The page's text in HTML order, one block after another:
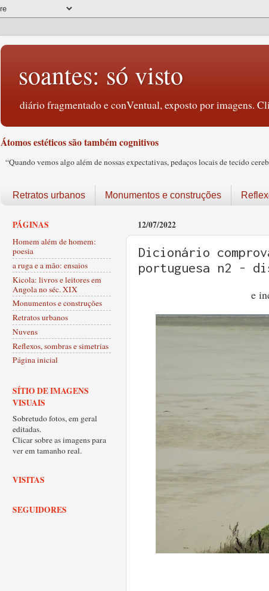
soantes: só visto
diário fragmentado e conVentual, exposto por imagens.
Átomos estéticos são também cognitivos
“Quando vemos algo além de nossas expectativas, pedaços locais de tecido
Retratos urbanos Monumentos e construções
12/07/2022
Dicionário
portuguesa n2 -
e
PÁGINAS
Homem além de homem:
poesia
a ruga e a mão: ensaios
Kicola: livros e leitores em
Angola no séc. XIX
Monumentos e construções
Retratos urbanos
Nuvens
Reflexos, sombras e simetrias
Página inicial
SÍTIO DE IMAGENS
VISUAIS
Sobretudo fotos, em geral
editadas.
Clicar sobre as imagens para
ver em tamanho real.
VISITAS
SEGUIDORES